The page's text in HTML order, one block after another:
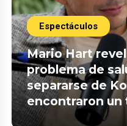
Espectáculos
Mario Hart
problema de
separarse de
encontraron un